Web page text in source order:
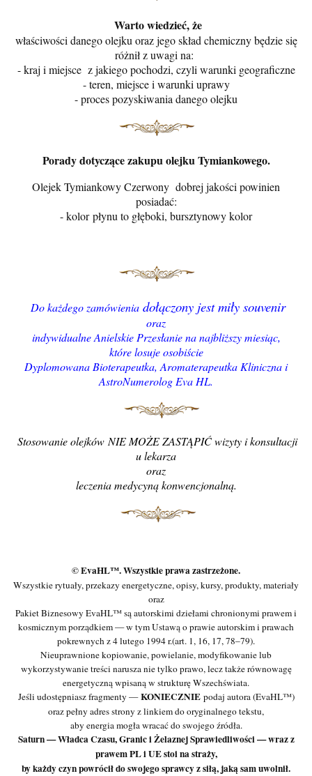
Warto wiedzieć, że
właściwości danego olejku oraz jego skład chemiczny będzie się
różnił z uwagi na:
- kraj i miejsce z jakiego pochodzi, czyli warunki geograficzne
- teren, miejsce i warunki uprawy
- proces pozyskiwania danego olejku
Porady dotyczące zakupu olejku Tymiankowego.
Olejek Tymiankowy Czerwony dobrej jakości powinien
posiadać:
- kolor płynu to głęboki, bursztynowy kolor
Do każdego zamówienia dołączony jest miły souvenir
oraz
indywidualne Anielskie Przesłanie na najbliższy miesiąc,
które losuje osobiście
Dyplomowana Bioterapeutka, Aromaterapeutka Kliniczna i
AstroNumerolog Eva HL.
Stosowanie olejków NIE MOŻE ZASTĄPIĆ wizyty i konsultacji
u lekarza
oraz
leczenia medycyną konwencjonalną.
© EvaHL™. Wszystkie prawa zastrzeżone.
Wszystkie rytuały, przekazy energetyczne, opisy, kursy, produkty, materiały
oraz
Pakiet Biznesowy EvaHL™ są autorskimi dziełami chronionymi prawem i
kosmicznym porządkiem — w tym Ustawą o prawie autorskim i prawach
pokrewnych z 4 lutego 1994 r.(art. 1, 16, 17, 78–79).
Nieuprawnione kopiowanie, powielanie, modyfikowanie lub
wykorzystywanie treści narusza nie tylko prawo, lecz także równowagę
energetyczną wpisaną w strukturę Wszechświata.
Jeśli udostępniasz fragmenty —KONIECZNIEpodaj autora (EvaHL™)
oraz pełny adres strony z linkiem do oryginalnego tekstu,
aby energia mogła wracać do swojego źródła.
Saturn — Władca Czasu, Granic i Żelaznej Sprawiedliwości — wraz z
prawem PL i UE stoi na straży,
by każdy czyn powrócił do swojego sprawcy z siłą, jaką sam uwolnił.